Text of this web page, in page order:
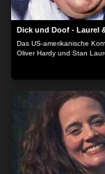
Dick und Doof - Laurel
Das US-amerikanische
Oliver Hardy und Stan